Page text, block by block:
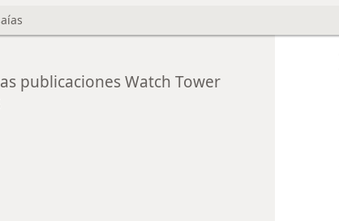
publicaciones Watch Tower